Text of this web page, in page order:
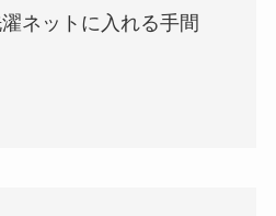
ネットに入れる手間